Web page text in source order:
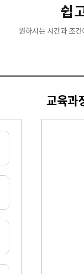
쉽
원하시는 시간과 조
교육과